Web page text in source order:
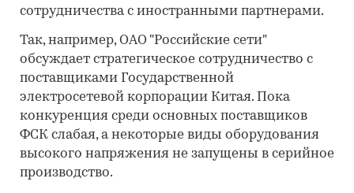
сотрудничества с иностранными партнерами.
Так, например, ОАО "Российские сети"
обсуждает стратегическое сотрудничество с
поставщиками Государственной
электросетевой корпорации Китая. Пока
конкуренция среди основных поставщиков
ФСК слабая, а некоторые виды оборудования
высокого напряжения не запущены в серийное
производство.